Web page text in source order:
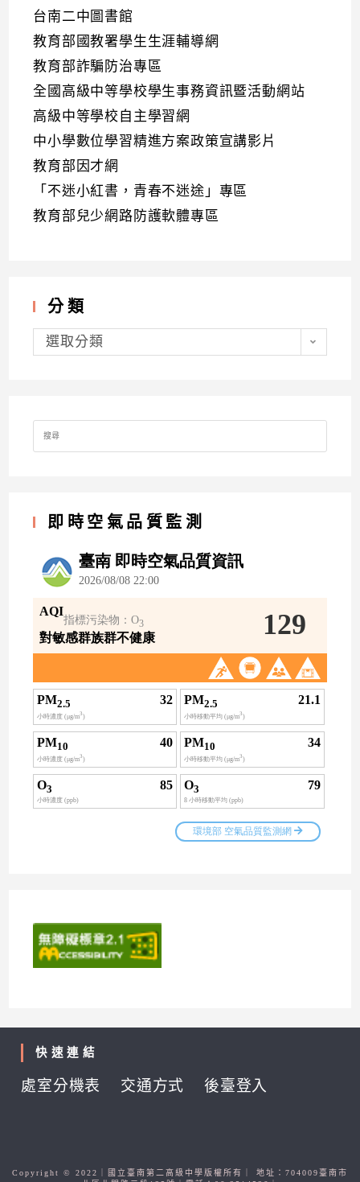
台南二中圖書館
教育部國教署學生生涯輔導網
教育部詐騙防治專區
全國高級中等學校學生事務資訊暨活動網站
高級中等學校自主學習網
中小學數位學習精進方案政策宣講影片
教育部因才網
「不迷小紅書，青春不迷途」專區
教育部兒少網路防護軟體專區
分類
分
類選取分類
Search
for:
即時空氣品質監測
快速連結
處室分機表 交通方式 後臺登入
Copyright © 2022｜國立臺南第二高級中學版權所有｜ 地址：704009臺南市